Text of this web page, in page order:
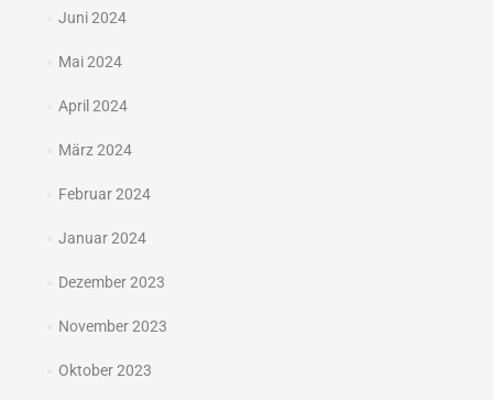
Juni 2024
Mai 2024
April 2024
März 2024
Februar 2024
Januar 2024
Dezember 2023
November 2023
Oktober 2023